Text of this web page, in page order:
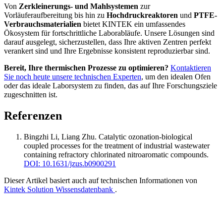
Von Zerkleinerungs- und Mahlsystemen zur
Vorläuferaufbereitung bis hin zu Hochdruckreaktoren und PTFE-
Verbrauchsmaterialien bietet KINTEK ein umfassendes
Ökosystem für fortschrittliche Laborabläufe. Unsere Lösungen sind
darauf ausgelegt, sicherzustellen, dass Ihre aktiven Zentren perfekt
verankert sind und Ihre Ergebnisse konsistent reproduzierbar sind.
Bereit, Ihre thermischen Prozesse zu optimieren? Kontaktieren
Sie noch heute unsere technischen Experten, um den idealen Ofen
oder das ideale Laborsystem zu finden, das auf Ihre Forschungsziele
zugeschnitten ist.
Referenzen
Bingzhi Li, Liang Zhu. Catalytic ozonation-biological
coupled processes for the treatment of industrial wastewater
containing refractory chlorinated nitroaromatic compounds.
DOI: 10.1631/jzus.b0900291
Dieser Artikel basiert auch auf technischen Informationen von
Kintek Solution Wissensdatenbank .